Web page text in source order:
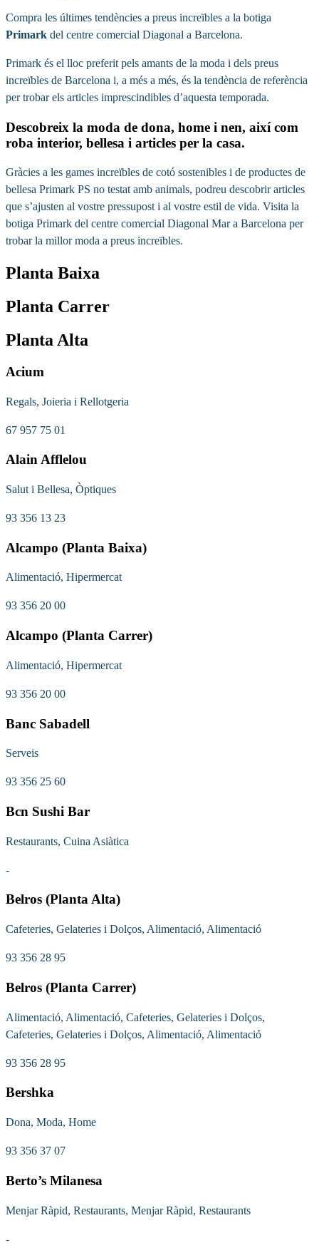
Compra les últimes tendències a preus increïbles a la botiga
Primark del centre comercial Diagonal a Barcelona.
Primark és el lloc preferit pels amants de la moda i dels preus
increïbles de Barcelona i, a més a més, és la tendència de referència
per trobar els articles imprescindibles d’aquesta temporada.
Descobreix la moda de dona, home i nen, així com
roba interior, bellesa i articles per la casa.
Gràcies a les games increïbles de cotó sostenibles i de productes de
bellesa Primark PS no testat amb animals, podreu descobrir articles
que s’ajusten al vostre pressupost i al vostre estil de vida. Visita la
botiga Primark del centre comercial Diagonal Mar a Barcelona per
trobar la millor moda a preus increïbles.
Planta Baixa
Planta Carrer
Planta Alta
Acium
Regals, Joieria i Rellotgeria
67 957 75 01
Alain Afflelou
Salut i Bellesa, Òptiques
93 356 13 23
Alcampo (Planta Baixa)
Alimentació, Hipermercat
93 356 20 00
Alcampo (Planta Carrer)
Alimentació, Hipermercat
93 356 20 00
Banc Sabadell
Serveis
93 356 25 60
Bcn Sushi Bar
Restaurants, Cuina Asiàtica
-
Belros (Planta Alta)
Cafeteries, Gelateries i Dolços, Alimentació, Alimentació
93 356 28 95
Belros (Planta Carrer)
Alimentació, Alimentació, Cafeteries, Gelateries i Dolços,
Cafeteries, Gelateries i Dolços, Alimentació, Alimentació
93 356 28 95
Bershka
Dona, Moda, Home
93 356 37 07
Berto’s Milanesa
Menjar Ràpid, Restaurants, Menjar Ràpid, Restaurants
-